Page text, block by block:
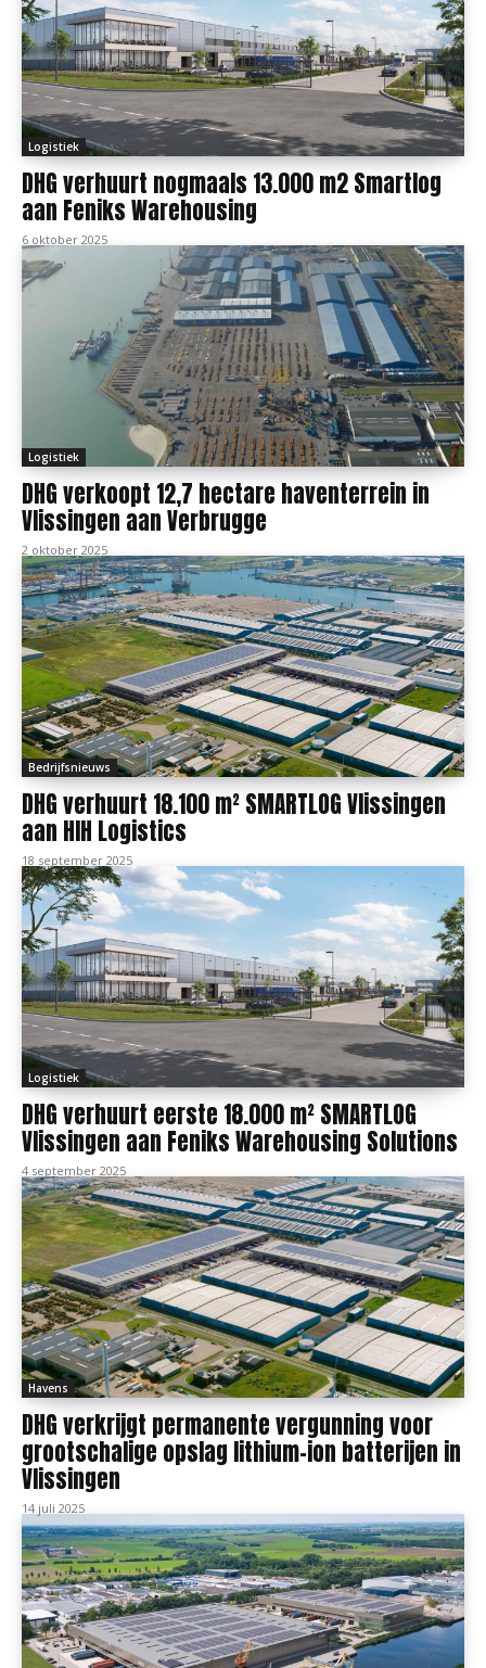
Logistiek
DHG verhuurt nogmaals 13.000 m2 Smartlog
aan Feniks Warehousing
6 oktober 2025
Logistiek
DHG verkoopt 12,7 hectare haventerrein in
Vlissingen aan Verbrugge
2 oktober 2025
Bedrijfsnieuws
DHG verhuurt 18.100 m² SMARTLOG Vlissingen
aan HIH Logistics
18 september 2025
Logistiek
DHG verhuurt eerste 18.000 m² SMARTLOG
Vlissingen aan Feniks Warehousing Solutions
4 september 2025
Havens
DHG verkrijgt permanente vergunning voor
grootschalige opslag lithium-ion batterijen in
Vlissingen
14 juli 2025